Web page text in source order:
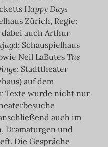
Happy Days
Zürich, Regie:
auch Arthur
; Schauspielhaus
Neil LaButesThe
; Stadttheater
auf dem
Texte wurde nicht nur
auch im
Dramaturgen und
Die Gespräche